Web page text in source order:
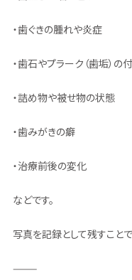
・歯ぐきの腫れや炎症
・歯石やプラーク（歯垢）の
・詰め物や被せ物の状態
・歯みがきの癖
・治療前後の変化
などです。
写真を記録として残すこと
⸻